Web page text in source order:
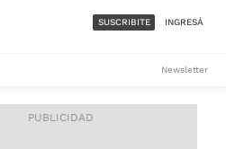
ACCESO FULL - $1.800/MES
SUSCRIBITE INGRESÁ
Newsletter